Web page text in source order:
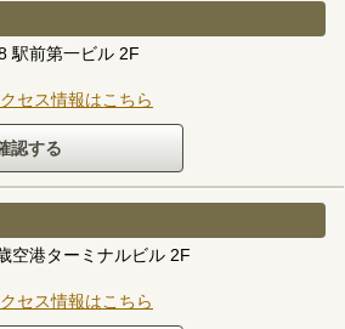
駅前第一ビル 2F
セス情報はこちら
空港ターミナルビル 2F
セス情報はこちら